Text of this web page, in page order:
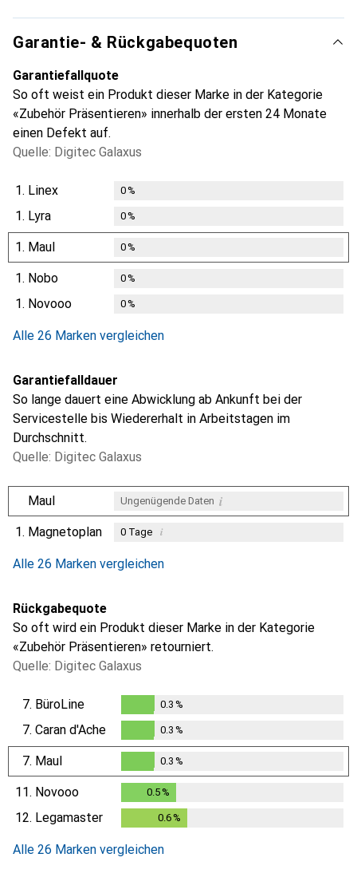
Garantie- & Rückgabequoten
Garantiefallquote
So oft weist ein Produkt dieser Marke in der Kategorie
«Zubehör Präsentieren» innerhalb der ersten 24 Monate
einen Defekt auf.
Quelle: Digitec Galaxus
1. Linex 0%
1. Lyra 0%
1. Maul 0%
1. Nobo 0%
1. Novooo 0%
Alle 26 Marken vergleichen
Garantiefalldauer
So lange dauert eine Abwicklung ab Ankunft bei der
Servicestelle bis Wiedererhalt in Arbeitstagen im
Durchschnitt.
Quelle: Digitec Galaxus
Maul Ungenügende Daten i
1. Magnetoplan 0Tage i
Alle 26 Marken vergleichen
Rückgabequote
So oft wird ein Produkt dieser Marke in der Kategorie
«Zubehör Präsentieren» retourniert.
Quelle: Digitec Galaxus
7. BüroLine
0.3%
0.3 %
7. Caran d'Ache
0.3%
0.3 %
7. Maul
0.3%
0.3 %
11. Novooo 0.5 %
12. Legamaster 0.6 %
Alle 26 Marken vergleichen